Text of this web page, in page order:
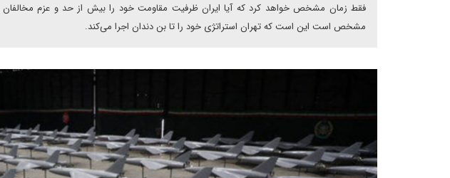
فقط زمان مشخص خواهد کرد که آیا ایران ظرفیت مقاومت خود را بیش از حد و عزم مخالفان
مشخص است این است که تهران استراتژی خود را تا بن دندان اجرا می‌کند.